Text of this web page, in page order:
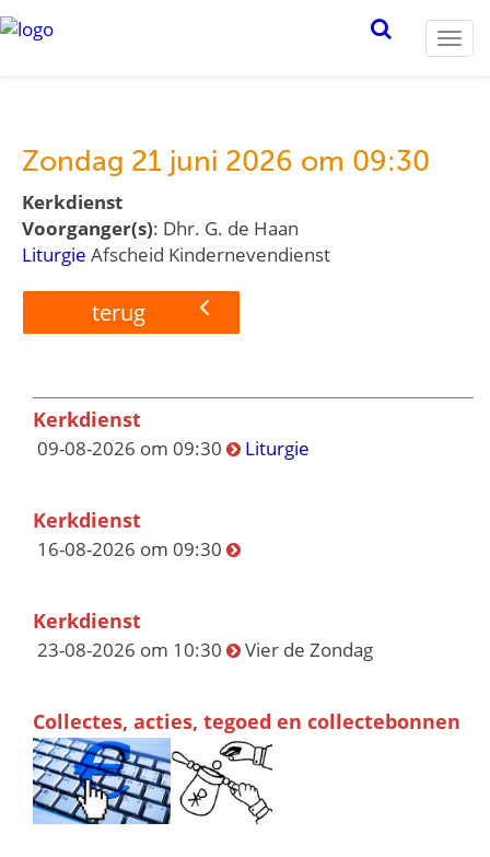
Zondag 21 juni 2026 om 09:30
Kerkdienst
Voorganger(s): Dhr. G. de Haan
Liturgie Afscheid Kindernevendienst
terug
Kerkdienst
09-08-2026 om 09:30 Liturgie
Kerkdienst
16-08-2026 om 09:30
Kerkdienst
23-08-2026 om 10:30 Vier de Zondag
Collectes, acties, tegoed en collectebonnen